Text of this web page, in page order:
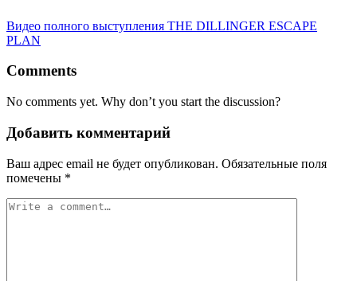
Видео полного выступления THE DILLINGER ESCAPE
PLAN
Comments
No comments yet. Why don’t you start the discussion?
Добавить комментарий
Ваш адрес email не будет опубликован. Обязательные поля
помечены *